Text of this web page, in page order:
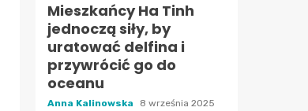
Mieszkańcy Ha Tinh
jednoczą siły, by
uratować delfina i
przywrócić go do
oceanu
Anna Kalinowska
8 września 2025